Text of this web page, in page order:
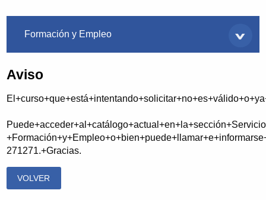
Formación y Empleo
Aviso
271271.+Gracias.
VOLVER